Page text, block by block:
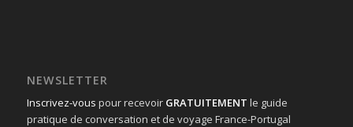
NEWSLETTER
Inscrivez-vous pour recevoir GRATUITEMENT le guide
pratique de conversation et de voyage France-Portugal